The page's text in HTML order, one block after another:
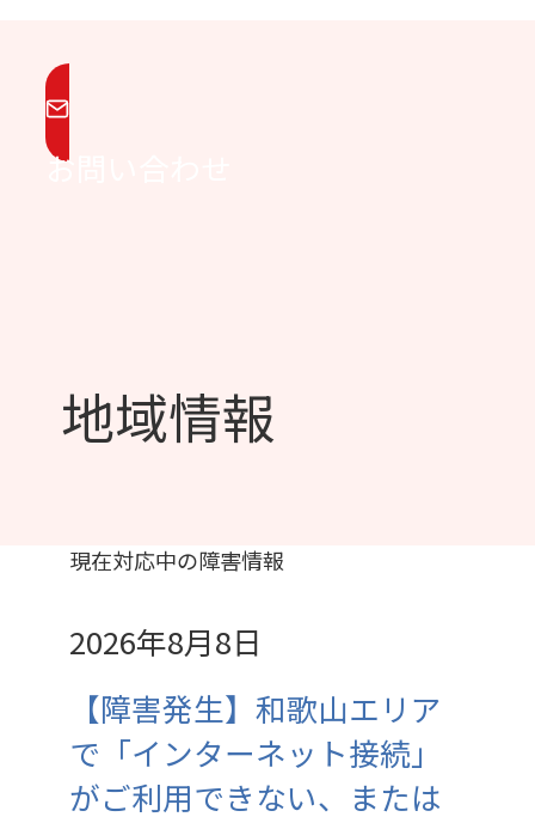
お問い合わせ
地域情報
現在対応中の障害情報
2026年8月8日
【障害発生】和歌山エリア
で「インターネット接続」
がご利用できない、または